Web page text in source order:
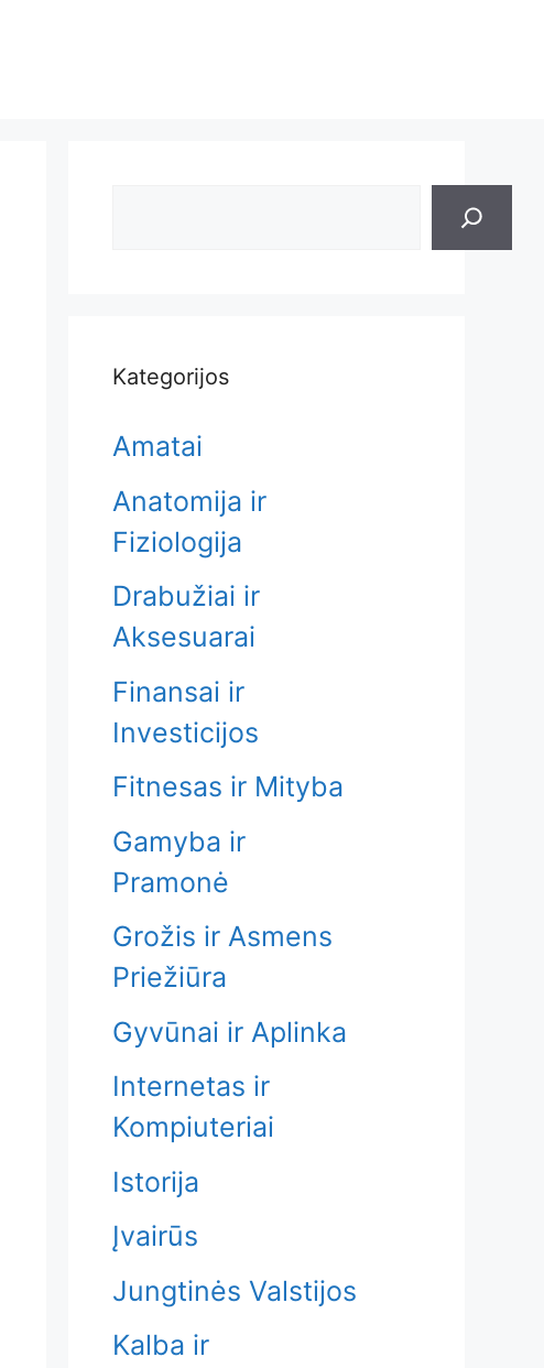
Kategorijos
Amatai
Anatomija ir
Fiziologija
Drabužiai ir
Aksesuarai
Finansai ir
Investicijos
Fitnesas ir Mityba
Gamyba ir
Pramonė
Grožis ir Asmens
Priežiūra
Gyvūnai ir Aplinka
Internetas ir
Kompiuteriai
Istorija
Įvairūs
Jungtinės Valstijos
Kalba ir